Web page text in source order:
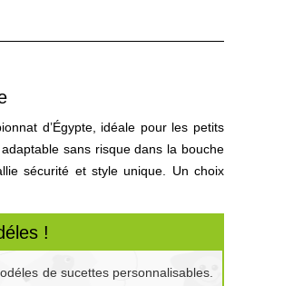
d’Égypte, idéale pour les petits
sans risque dans la bouche
sécurité et style unique. Un choix
!
de sucettes personnalisables.